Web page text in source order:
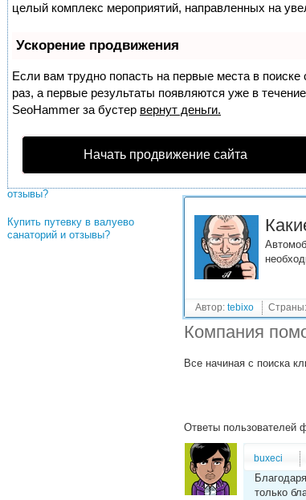
Решенные вопросы!
Какие отзывы о санатории
"Криница" в Белоруссии?
Какие отзывы о санатории
Митино в Кировской области?
Какие отзывы о санатории
"Плес" в Ивановской области?
Марианские лазни санатории и
отзывы?
Купить путевку в валуево
санаторий и отзывы?
целый комплекс мероприятий, направленных на
Ускорение продвижения
Если вам трудно попасть на первые места в
раз, а первые результаты появляются уже в
SeoHammer за бустер вернут деньги.
Начать продвижение сайта
Автор: tebixo
Компания
Все начиная с поиска
Ответы пользователей
buxeci
только